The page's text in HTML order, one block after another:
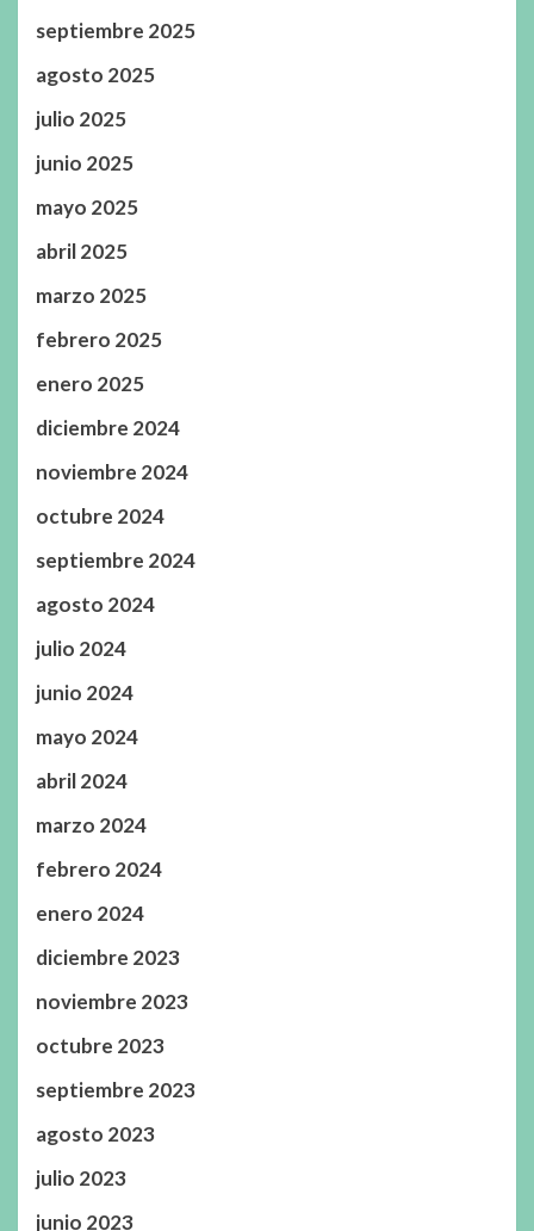
septiembre 2025
agosto 2025
julio 2025
junio 2025
mayo 2025
abril 2025
marzo 2025
febrero 2025
enero 2025
diciembre 2024
noviembre 2024
octubre 2024
septiembre 2024
agosto 2024
julio 2024
junio 2024
mayo 2024
abril 2024
marzo 2024
febrero 2024
enero 2024
diciembre 2023
noviembre 2023
octubre 2023
septiembre 2023
agosto 2023
julio 2023
junio 2023